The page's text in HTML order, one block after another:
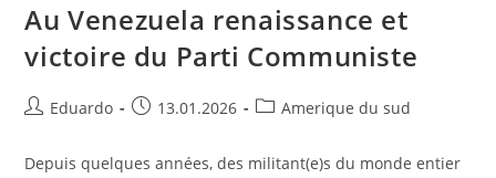
Au Venezuela renaissance et
victoire du Parti Communiste
Eduardo 13.01.2026 Amerique du sud
Depuis quelques années, des militant(e)s du monde entier